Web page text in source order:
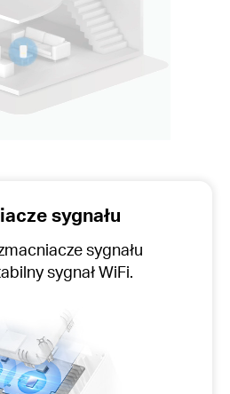
sygnału
sygnału
sygnał WiFi.